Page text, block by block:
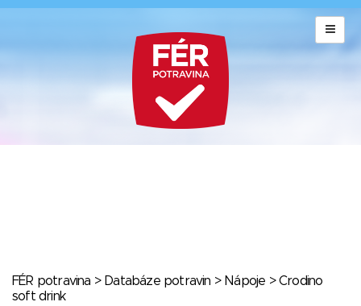
FÉR potravina > Databáze potravin > Nápoje > Crodino
soft drink